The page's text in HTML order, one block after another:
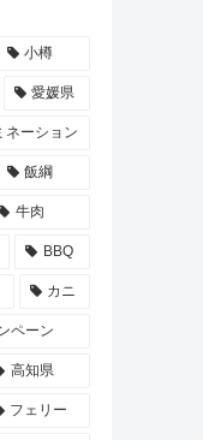
小樽
愛媛県
ネーション
飯綱
牛肉
BBQ
カニ
ペーン
高知県
フェリー